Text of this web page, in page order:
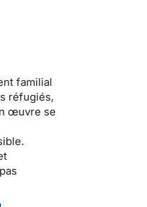
familial
réfugiés,
œuvre se